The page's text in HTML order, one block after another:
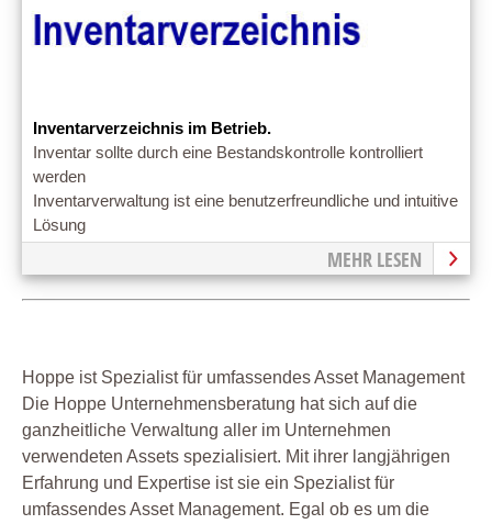
Inventarverzeichnis im Betrieb.
Inventar sollte durch eine Bestandskontrolle kontrolliert
werden
Inventarverwaltung ist eine benutzerfreundliche und intuitive
Lösung
MEHR LESEN
Hoppe ist Spezialist für umfassendes Asset Management
Die Hoppe Unternehmensberatung hat sich auf die
ganzheitliche Verwaltung aller im Unternehmen
verwendeten Assets spezialisiert. Mit ihrer langjährigen
Erfahrung und Expertise ist sie ein Spezialist für
umfassendes Asset Management. Egal ob es um die